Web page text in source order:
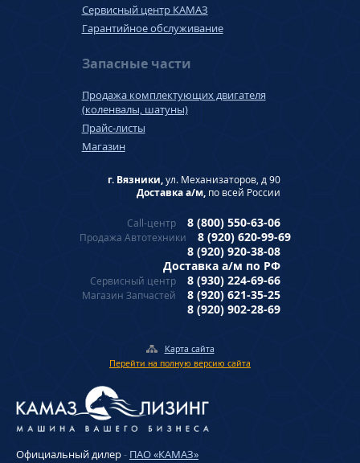
Сервисный центр КАМАЗ
Гарантийное обслуживание
Запасные части
Продажа комплектующих двигателя
(коленвалы, шатуны)
Прайс-листы
Магазин
г. Вязники,ул. Механизаторов, д 90
Доставка а/м, по всей России
Call-центр 8 (800) 550-63-06
Продажа Автотехники
8 (920) 620-99-69
8 (920) 920-38-08
Доставка а/м по РФ
Сервисный центр 8 (930) 224-69-66
Магазин Запчастей
8 (920) 621-35-25
8 (920) 902-28-69
Карта сайта
Перейти на полную версию сайта
Официальный дилер- ПАО «КАМАЗ»